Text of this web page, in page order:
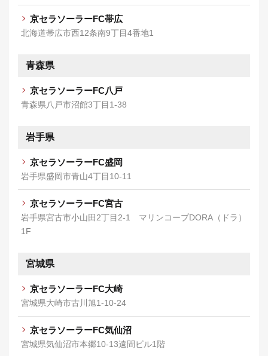
京セラソーラーFC帯広
北海道帯広市西12条南9丁目4番地1
青森県
京セラソーラーFC八戸
青森県八戸市沼館3丁目1-38
岩手県
京セラソーラーFC盛岡
岩手県盛岡市青山4丁目10-11
京セラソーラーFC宮古
岩手県宮古市小山田2丁目2-1 マリンコープDORA（ドラ）
1F
宮城県
京セラソーラーFC大崎
宮城県大崎市古川旭1-10-24
京セラソーラーFC気仙沼
宮城県気仙沼市本郷10-13遠間ビル1階